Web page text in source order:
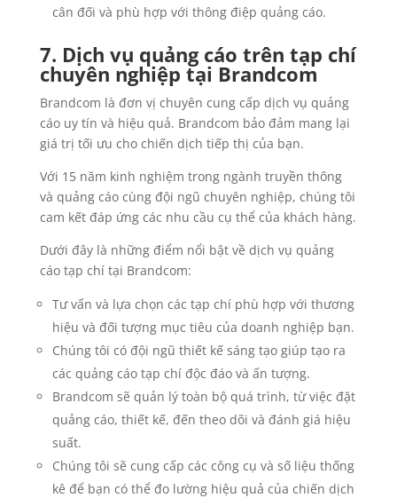
cân đối và phù hợp với thông điệp quảng cáo.
7. Dịch vụ quảng cáo trên tạp chí
chuyên nghiệp tại Brandcom
Brandcom là đơn vị chuyên cung cấp dịch vụ quảng
cáo uy tín và hiệu quả. Brandcom bảo đảm mang lại
giá trị tối ưu cho chiến dịch tiếp thị của bạn.
Với 15 năm kinh nghiệm trong ngành truyền thông
và quảng cáo cùng đội ngũ chuyên nghiệp, chúng tôi
cam kết đáp ứng các nhu cầu cụ thể của khách hàng.
Dưới đây là những điểm nổi bật về dịch vụ quảng
cáo tạp chí tại Brandcom:
Tư vấn và lựa chọn các tạp chí phù hợp với thương
hiệu và đối tượng mục tiêu của doanh nghiệp bạn.
Chúng tôi có đội ngũ thiết kế sáng tạo giúp tạo ra
các quảng cáo tạp chí độc đáo và ấn tượng.
Brandcom sẽ quản lý toàn bộ quá trình, từ việc đặt
quảng cáo, thiết kế, đến theo dõi và đánh giá hiệu
suất.
Chúng tôi sẽ cung cấp các công cụ và số liệu thống
kê để bạn có thể đo lường hiệu quả của chiến dịch